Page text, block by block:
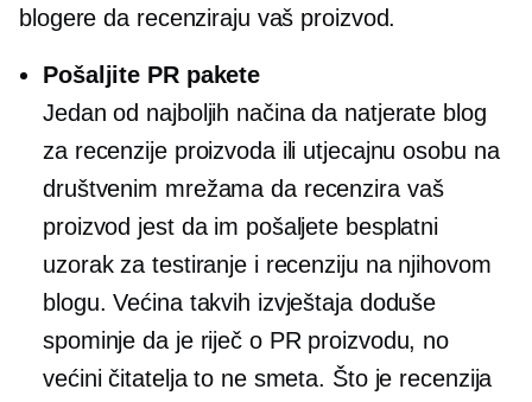
blogere da recenziraju vaš proizvod.
Pošaljite PR pakete
Jedan od najboljih načina da natjerate blog
za recenzije proizvoda ili utjecajnu osobu na
društvenim mrežama da recenzira vaš
proizvod jest da im pošaljete besplatni
uzorak za testiranje i recenziju na njihovom
blogu. Većina takvih izvještaja doduše
spominje da je riječ o PR proizvodu, no
većini čitatelja to ne smeta. Što je recenzija